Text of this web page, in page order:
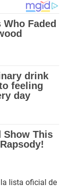
lista oficial de